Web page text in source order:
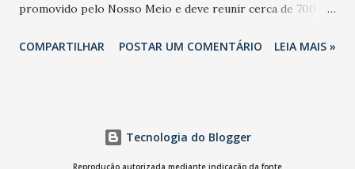
promovido pelo Nosso Meio e deve reunir cerca de 700
e lideranças do Mercado Nacional. Desde 2022, o NM2B
LinkedIn, VISA, Grupo 3corações, TikTok e M. Dias Branco.
A nova edição chega em um momento em que autenticidade
COMPARTILHAR POSTAR UM COMENTÁRIO LEIA MAIS »
Tecnologia do Blogger